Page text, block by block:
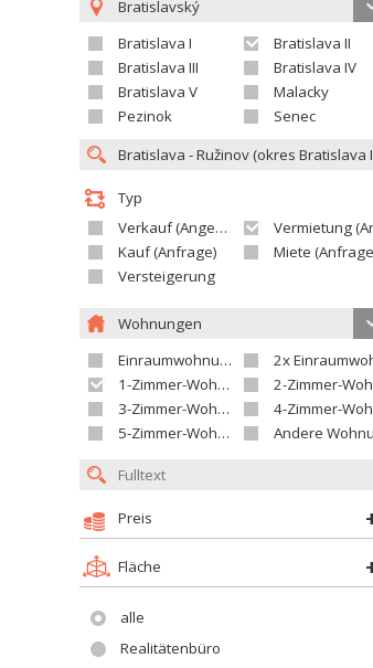
Bratislavský
Bratislava I
Bratislava II
Bratislava III
Bratislava IV
Bratislava V
Malacky
Pezinok
Senec
Typ
Verkauf (Angebot)
Vermietung
Kauf (Anfrage)
Miete
Versteigerung
Wohnungen
Einraumwohnung
2x
1-Zimmer-Wohnung
2-Zimmer-Wohnung
3-Zimmer-Wohnung
4-Zimmer-Wohnung
5-Zimmer-Wohnung und größer
Andere Wohnung
Preis
Fläche
alle
Realitätenbüro